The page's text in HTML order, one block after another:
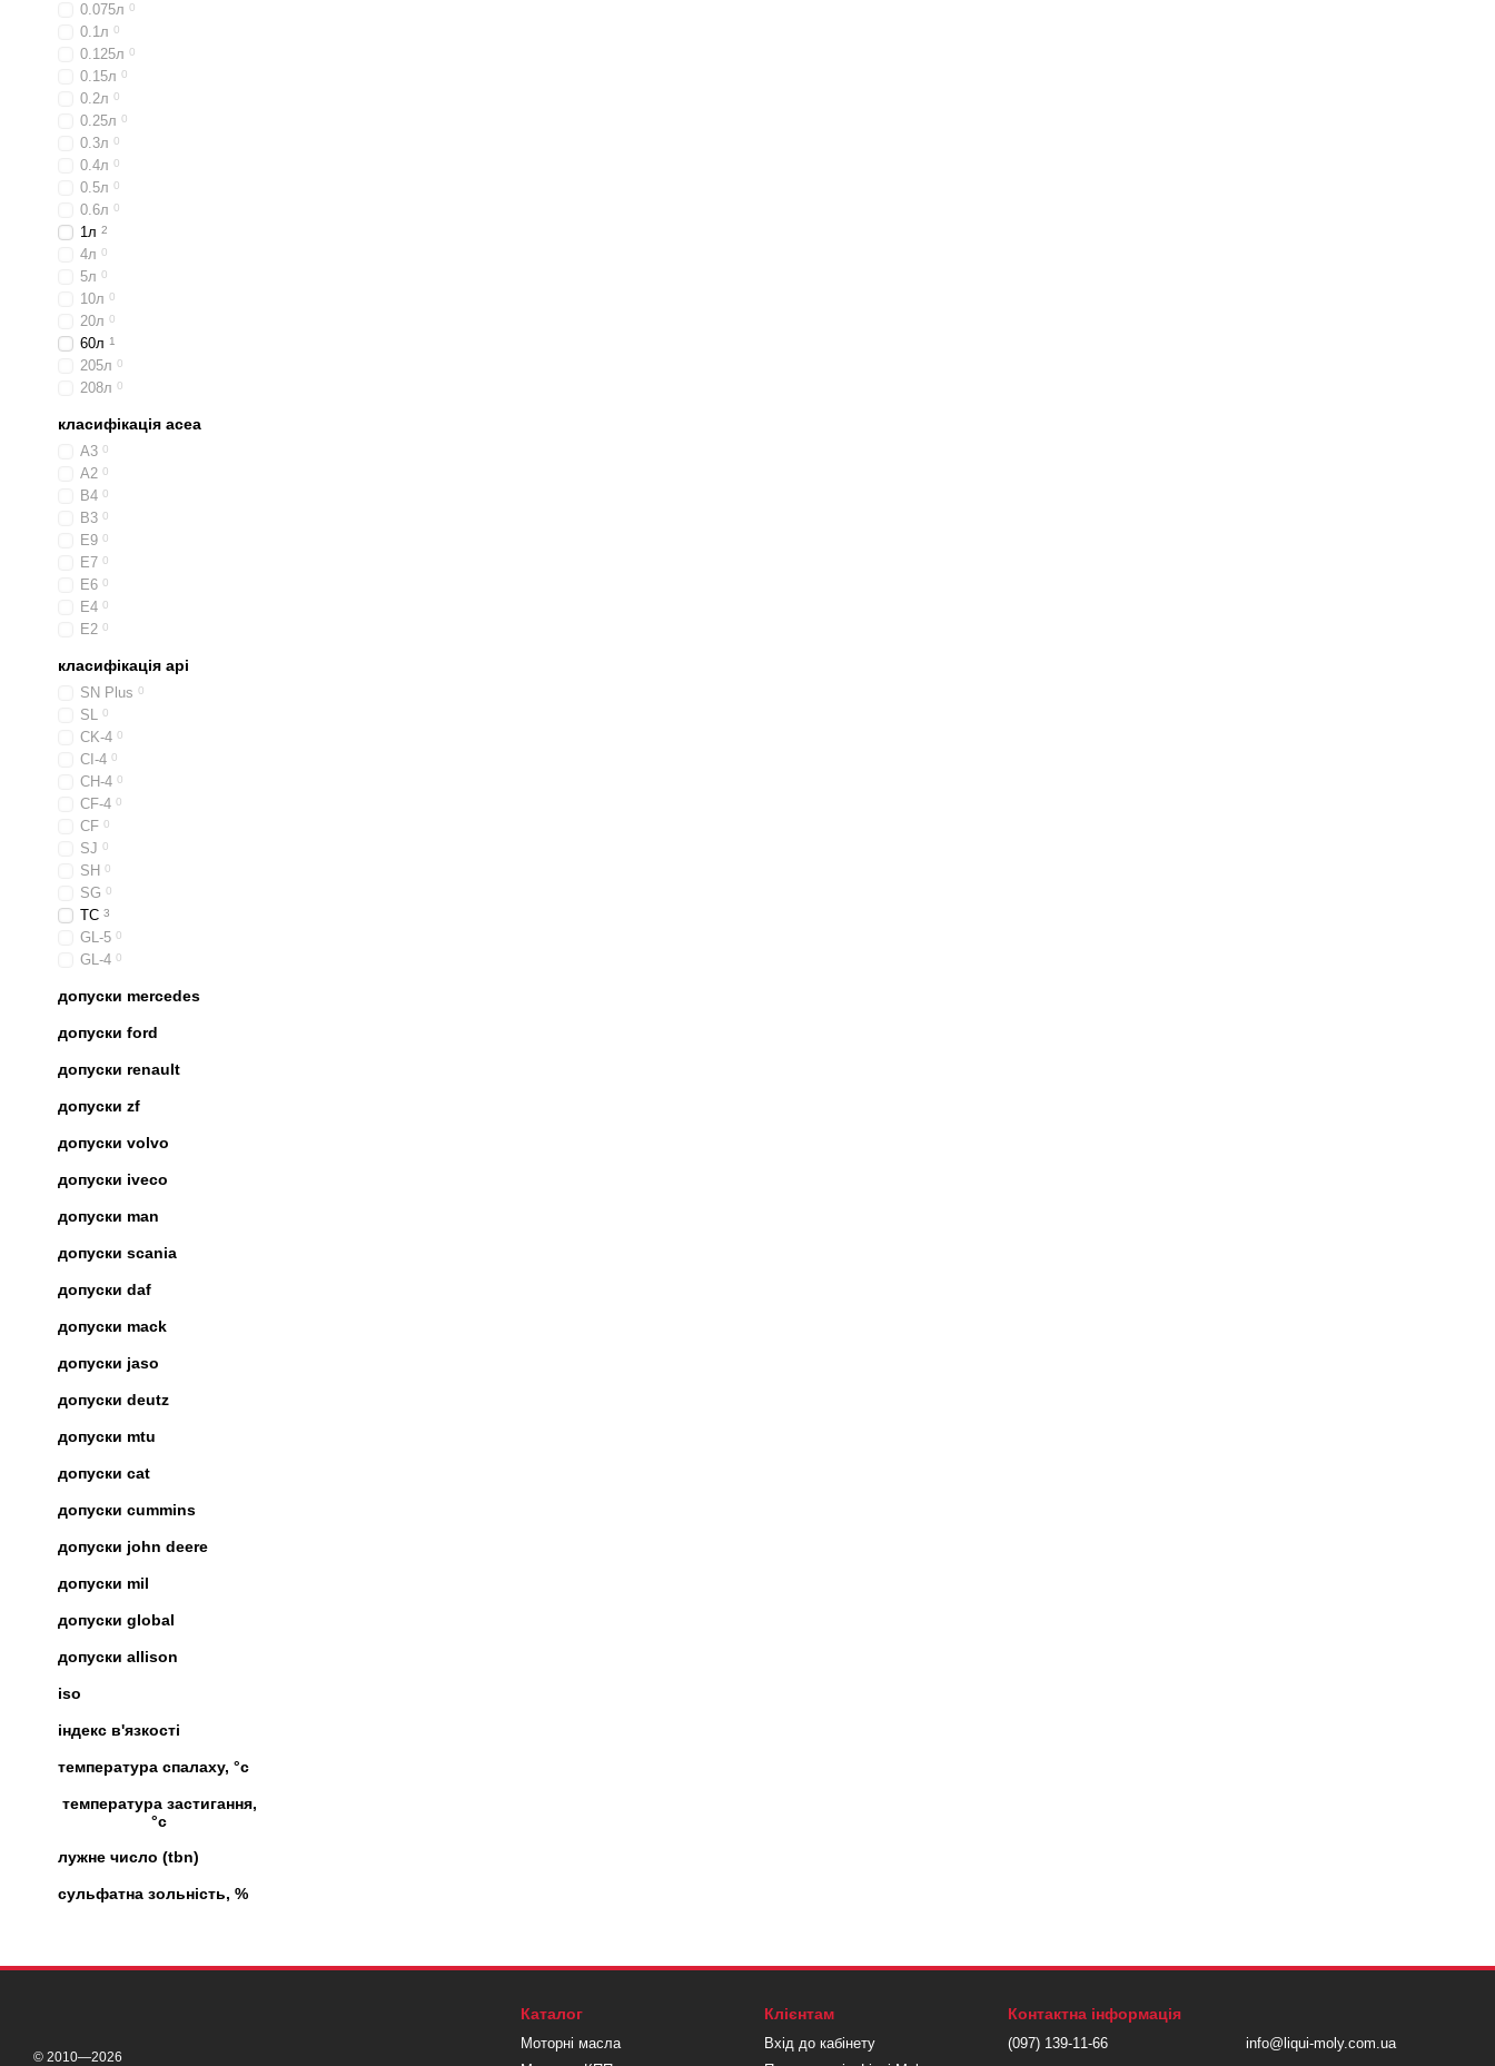
0.075л 0
0.1л 0
0.125л 0
0.15л 0
0.2л 0
0.25л 0
0.3л 0
0.4л 0
0.5л 0
0.6л 0
1л 2
4л 0
5л 0
10л 0
20л 0
60л 1
205л 0
208л 0
класифікація acea
A3 0
A2 0
B4 0
B3 0
E9 0
E7 0
E6 0
E4 0
E2 0
класифікація api
SN Plus 0
SL 0
CK-4 0
CI-4 0
CH-4 0
CF-4 0
CF 0
SJ 0
SH 0
SG 0
TC 3
GL-5 0
GL-4 0
допуски mercedes
допуски ford
допуски renault
допуски zf
допуски volvo
допуски iveco
допуски man
допуски scania
допуски daf
допуски mack
допуски jaso
допуски deutz
допуски mtu
допуски cat
допуски cummins
допуски john deere
допуски mil
допуски global
допуски allison
iso
індекс в'язкості
температура спалаху, °c
температура застигання,
°c
лужне число (tbn)
сульфатна зольність, %
© 2010—2026
Каталог
Моторні масла
Клієнтам
Вхід до кабінету
Контактна інформація
(097) 139-11-66
info@liqui-moly.com.ua